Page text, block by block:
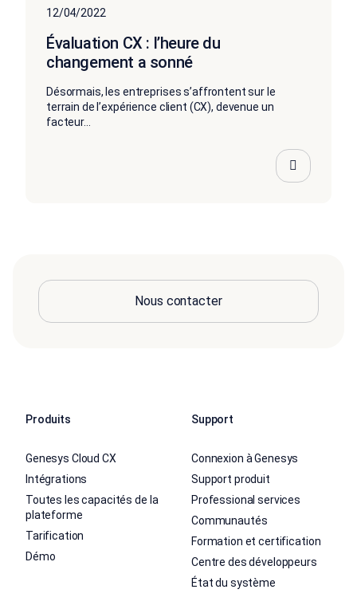
12/04/2022
Évaluation CX : l’heure du
changement a sonné
Désormais, les entreprises s’affrontent sur le
terrain de l’expérience client (CX), devenue un
facteur...
Nous contacter
Produits
Genesys Cloud CX
Intégrations
Toutes les capacités de la
plateforme
Tarification
Démo
Support
Connexion à Genesys
Support produit
Professional services
Communautés
Formation et certification
Centre des développeurs
État du système